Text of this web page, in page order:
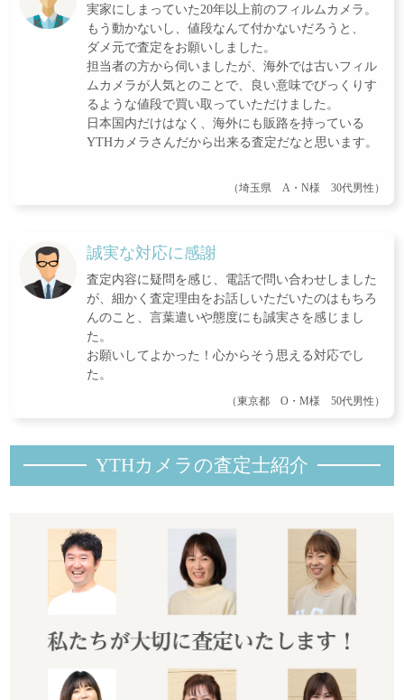
実家にしまっていた20年以上前のフィルムカメラ。
もう動かないし、値段なんて付かないだろうと、
ダメ元で査定をお願いしました。
担当者の方から伺いましたが、海外では古いフィル
ムカメラが人気とのことで、良い意味でびっくりす
るような値段で買い取っていただけました。
日本国内だけはなく、海外にも販路を持っている
YTHカメラさんだから出来る査定だなと思います。
（埼玉県 A・N様 30代男性）
誠実な対応に感謝
査定内容に疑問を感じ、電話で問い合わせしました
が、細かく査定理由をお話しいただいたのはもちろ
んのこと、言葉遣いや態度にも誠実さを感じまし
た。
お願いしてよかった！心からそう思える対応でし
た。
（東京都 O・M様 50代男性）
YTHカメラの査定士紹介